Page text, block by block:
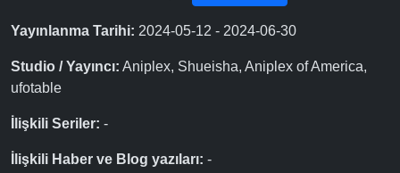
Yayınlanma Tarihi: 2024-05-12 - 2024-06-30
Studio / Yayıncı: Aniplex, Shueisha, Aniplex of America,
ufotable
İlişkili Seriler: -
İlişkili Haber ve Blog yazıları: -